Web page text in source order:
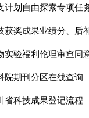
计划自由探索专项任
获奖成果业绩分、后
实验福利伦理审查同
院期刊分区在线查询
省科技成果登记流程